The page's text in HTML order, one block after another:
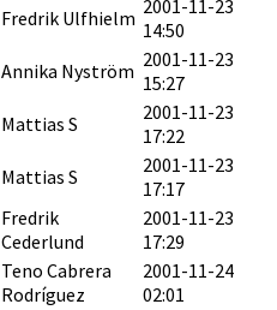
Fredrik Ulfhielm 2001-11-23
14:50
Annika Nyström 2001-11-23
15:27
Mattias S
2001-11-23
17:22
Mattias S
2001-11-23
17:17
Fredrik
Cederlund
2001-11-23
17:29
Teno Cabrera
Rodríguez
2001-11-24
02:01